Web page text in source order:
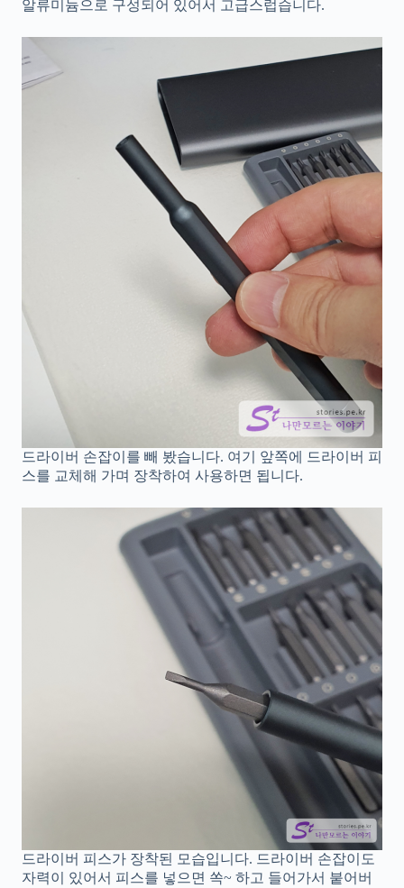
알류미늄으로 구성되어 있어서 고급스럽습니다.
드라이버 손잡이를 빼 봤습니다. 여기 앞쪽에 드라이버 피
스를 교체해 가며 장착하여 사용하면 됩니다.
드라이버 피스가 장착된 모습입니다. 드라이버 손잡이도
자력이 있어서 피스를 넣으면 쏙~ 하고 들어가서 붙어버